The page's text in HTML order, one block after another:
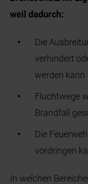
weil dadurch:
Die
verhindert
werden kann
Fluchtwege
Brandfall
Die
vordringen
In welchen